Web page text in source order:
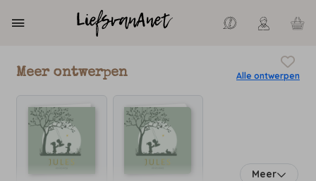
Meer ontwerpen Alle ontwerpen
Meer